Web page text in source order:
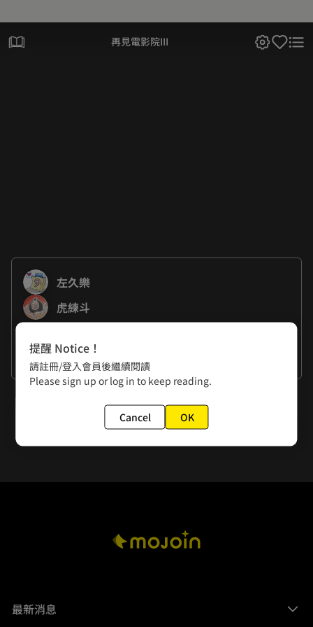
再見電影院III
左久樂
虎練斗
作者的話
左＆虎：祝大家新年快樂～下禮拜還有後續喔！
再見電影院IV
最新消息
提醒 Notice！
請註冊/登入會員後繼續閱讀
Please sign up or log in to keep reading.
Cancel OK